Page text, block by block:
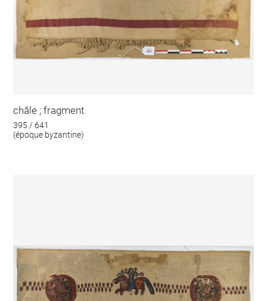
châle ; fragment
395 / 641
(époque byzantine)